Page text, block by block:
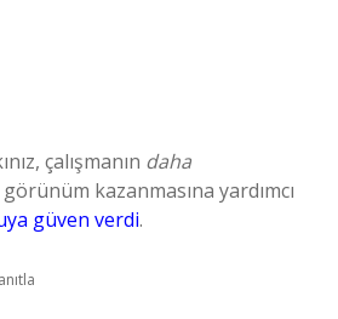
çalışmanın daha
kazanmasına yardımcı
güven verdi.